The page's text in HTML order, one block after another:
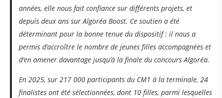
années, elle nous fait confiance sur différents projets, et
depuis deux ans sur Algoréa Boost. Ce soutien a été
déterminant pour la bonne tenue du dispositif : il nous a
permis d’accroître le nombre de jeunes filles accompagnées et
d’en amener davantage jusqu’à la finale du concours Algoréa.
En 2025, sur 217 000 participants du CM1 à la terminale, 24
finalistes ont été sélectionnées, dont 10 filles, parmi lesquelles